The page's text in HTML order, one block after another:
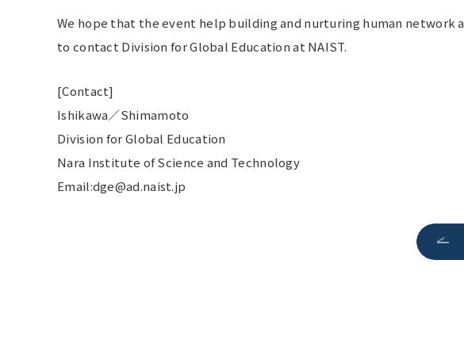
We hope that the event help building and nurturing human network
to contact Division for Global Education at NAIST.
[Contact]
Ishikawa／Shimamoto
Division for Global Education
Nara Institute of Science and Technology
Email:dge@ad.naist.jp